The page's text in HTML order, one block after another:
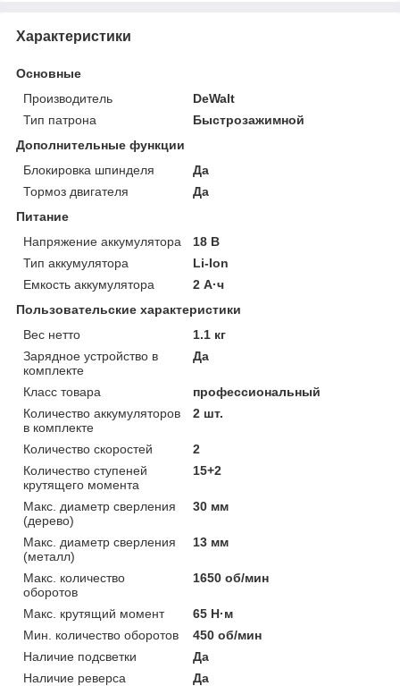
Характеристики
Основные
Производитель
DeWalt
Тип патрона
Быстрозажимной
Дополнительные функции
Блокировка шпинделя
Да
Тормоз двигателя
Да
Питание
Напряжение аккумулятора
18 В
Тип аккумулятора
Li-Ion
Емкость аккумулятора
2 А·ч
Пользовательские характеристики
Вес нетто
1.1 кг
Зарядное устройство в
комплекте
Да
Класс товара
профессиональный
Количество аккумуляторов
в комплекте
2 шт.
Количество скоростей
2
Количество ступеней
крутящего момента
15+2
Макс. диаметр сверления
(дерево)
30 мм
Макс. диаметр сверления
(металл)
13 мм
Макс. количество
оборотов
1650 об/мин
Макс. крутящий момент
65 Н·м
Мин. количество оборотов
450 об/мин
Наличие подсветки
Да
Наличие реверса
Да